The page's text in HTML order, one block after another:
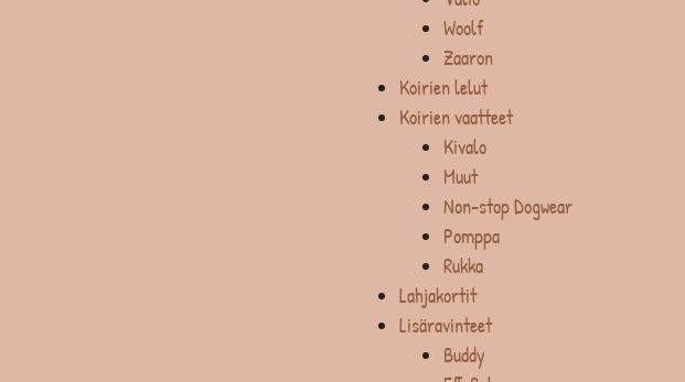
Woolf
Zaaron
Koirien lelut
Koirien vaatteet
Kivalo
Muut
Non-stop Dogwear
Pomppa
Rukka
Lahjakortit
Lisäravinteet
Buddy